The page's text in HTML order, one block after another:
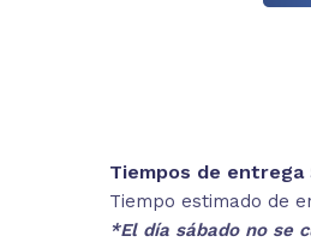
Tiempos de entrega
Tiempo estimado de
*El día sábado no se